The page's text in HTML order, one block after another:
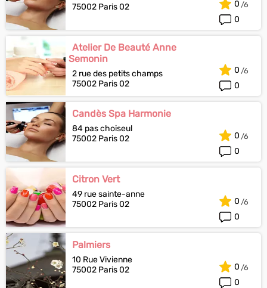
75002 Paris 02
0
0
Atelier De Beauté Anne
Semonin
2 rue des petits champs
75002 Paris 02
0
0
Candès Spa Harmonie
84 pas choiseul
75002 Paris 02
0
0
Citron Vert
49 rue sainte-anne
75002 Paris 02
0
0
Palmiers
10 Rue Vivienne
75002 Paris 02
0
0